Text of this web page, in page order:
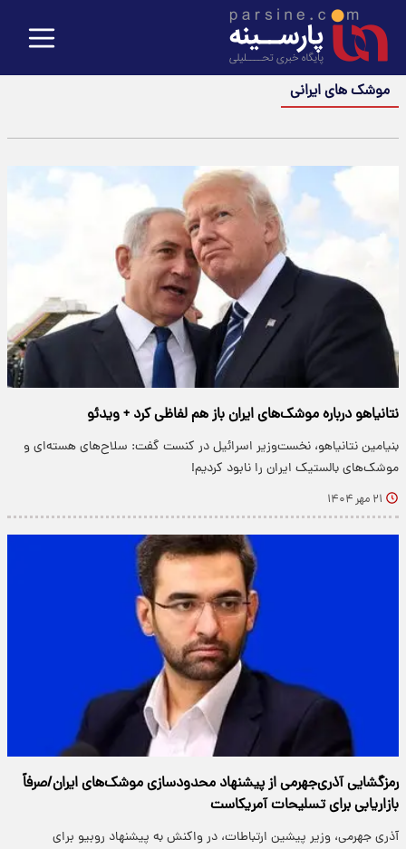
موشک های ایرانی
نتانیاهو درباره موشک‌های ایران باز هم لفاظی‌ کرد + ویدئو
بنیامین نتانیاهو، نخست‌وزیر اسرائیل در کنست گفت: سلاح‌های هسته‌ای و
موشک‌های بالستیک ایران را نابود کردیم!
۲۱ مهر ۱۴۰۴
رمزگشایی آذری‌جهرمی از پیشنهاد محدودسازی موشک‌های ایران/صرفاً
بازاریابی برای تسلیحات آمریکاست
آذری جهرمی، وزیر پیشین ارتباطات، در واکنش به پیشنهاد روبیو برای